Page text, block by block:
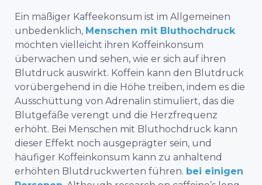
Ein mäßiger Kaffeekonsum ist im Allgemeinen
unbedenklich, Menschen mit Bluthochdruck
möchten vielleicht ihren Koffeinkonsum
überwachen und sehen, wie er sich auf ihren
Blutdruck auswirkt. Koffein kann den Blutdruck
vorübergehend in die Höhe treiben, indem es die
Ausschüttung von Adrenalin stimuliert, das die
Blutgefäße verengt und die Herzfrequenz
erhöht. Bei Menschen mit Bluthochdruck kann
dieser Effekt noch ausgeprägter sein, und
häufiger Koffeinkonsum kann zu anhaltend
erhöhten Blutdruckwerten führen. bei einigen